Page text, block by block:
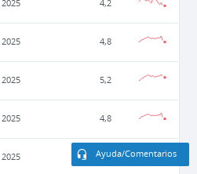
2025 4,2
2025 4,8
2025 5,2
2025 4,8
2025 5,0
Ayuda/Comentarios